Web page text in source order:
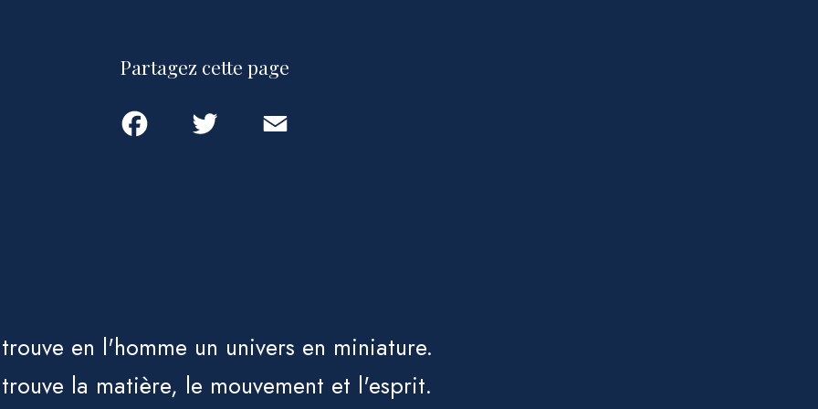
Partagez cette page
trouve en l'homme un univers en miniature.
trouve la matière, le mouvement et l'esprit.